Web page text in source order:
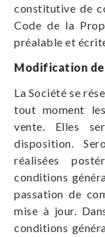
constitutive de
Code de la
préalable et
Modification
La Société se
tout moment
vente. Elles
disposition.
réalisées
conditions
passation de
mise à jour.
conditions